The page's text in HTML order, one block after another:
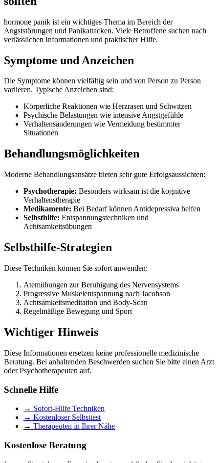
hormone panik ist ein wichtiges Thema im Bereich der
Angststörungen und Panikattacken. Viele Betroffene suchen nach
verlässlichen Informationen und praktischer Hilfe.
Symptome und Anzeichen
Die Symptome können vielfältig sein und von Person zu Person
variieren. Typische Anzeichen sind:
Körperliche Reaktionen wie Herzrasen und Schwitzen
Psychische Belastungen wie intensive Angstgefühle
Verhaltensänderungen wie Vermeidung bestimmter
Situationen
Behandlungsmöglichkeiten
Moderne Behandlungsansätze bieten sehr gute Erfolgsaussichten:
Psychotherapie: Besonders wirksam ist die kognitive
Verhaltenstherapie
Medikamente: Bei Bedarf können Antidepressiva helfen
Selbsthilfe: Entspannungstechniken und
Achtsamkeitsübungen
Selbsthilfe-Strategien
Diese Techniken können Sie sofort anwenden:
Atemübungen zur Beruhigung des Nervensystems
Progressive Muskelentspannung nach Jacobson
Achtsamkeitsmeditation und Body-Scan
Regelmäßige Bewegung und Sport
Wichtiger Hinweis
Diese Informationen ersetzen keine professionelle medizinische
Beratung. Bei anhaltenden Beschwerden suchen Sie bitte einen Arzt
oder Psychotherapeuten auf.
Schnelle Hilfe
→ Sofort-Hilfe Techniken
→ Kostenloser Selbsttest
→ Therapeuten in Ihrer Nähe
Kostenlose Beratung